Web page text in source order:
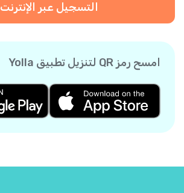
التسجيل عبر الإنترنت
امسح رمز QR لتنزيل تطبيق Yolla